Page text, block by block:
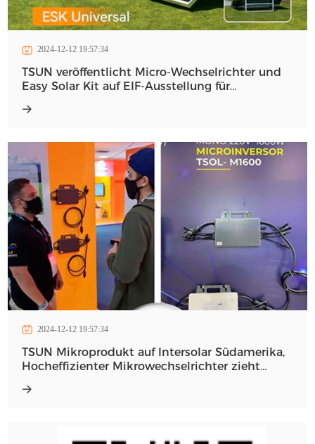
2024-12-12 19:57:34
TSUN veröffentlicht Micro-Wechselrichter und
Easy Solar Kit auf EIF-Ausstellung für
2024-12-12 19:57:34
TSUN Mikroprodukt auf Intersolar Südamerika,
Hocheffizienter Mikrowechselrichter zieht